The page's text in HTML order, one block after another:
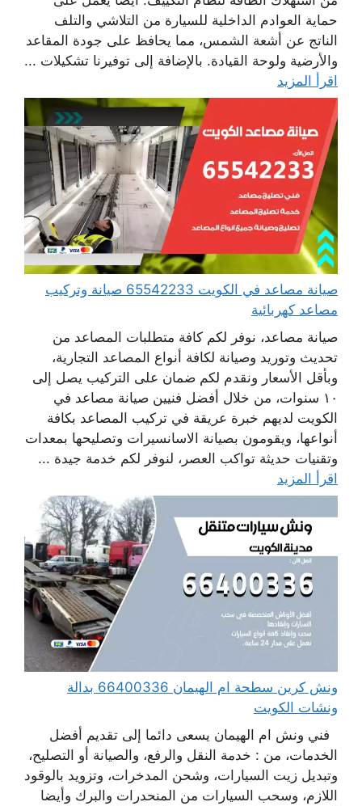
حماية العوادم الداخلية للسيارة من التلاشي والتلف
الناتج عن أشعة الشمس، مما يحافظ على جودة المقاعد
والأرضية ولوحة القيادة. بالإضافة إلى توفيرنا تشكيلات ...
اقرأ المزيد
صيانة مصاعد في الكويت 65542233 صيانة وتركيب
مصاعد كهربائية
صيانة مصاعد، نوفر لكم كافة متطلبات المصاعد من
تحديث وتوريد وصيانة لكافة أنواع المصاعد التجارية،
وبأقل الأسعار ونقدم لكم ضمان على التركيب يصل إلى
١٠ سنوات، من خلال أفضل فنيين صيانة مصاعد في
الكويت لديهم خبرة عريقة في تركيب المصاعد بكافة
أنواعها، ويقومون بصيانة الاسانسيرات وتصليحها بمعدات
وتقنيات حديثة تواكب العصر، لنوفر لكم خدمة جيدة ...
اقرأ المزيد
ونش كرين سطحة ام الهيمان 66400336 بدالة
ونشات الكويت
فني ونش ام الهيمان يسعى دائما إلى تقديم أفضل
الخدمات، من : خدمة النقل والرفع، والصيانة أو التصليح،
وتبديل زيت السيارات، وشحن المدخرات، وتزويد بالوقود
اللازم، وسحب السيارات من المنحدرات والبرك وأيضا